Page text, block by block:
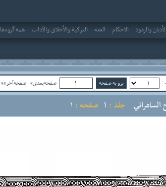
والردود الاحکام الفقه التزكية والأخلاق والآداب همه‌گروه‌ها
: صفحه‌بعدی» صفحه‌آخر»»
جلد : صفحه :